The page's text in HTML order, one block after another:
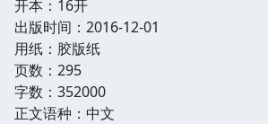
开本：16开
出版时间：2016-12-01
用纸：胶版纸
页数：295
字数：352000
正文语种：中文